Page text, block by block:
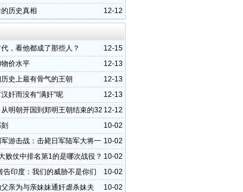
12-12
历史真相
12-15
，看他都成了那些人？
12-13
价水平
12-13
史上最有骨气的王朝
12-13
奸而没有“满奸”呢
12-12
明朝开国到郑明王朝结束的32
10-02
10-02
游击战：击毙日军陆军大将一
10-02
败仗中排名第1的是哪次战役？
10-02
告印度：我们的威胁不是你们
10-02
亲为与亲妹妹通奸虐杀妹夫